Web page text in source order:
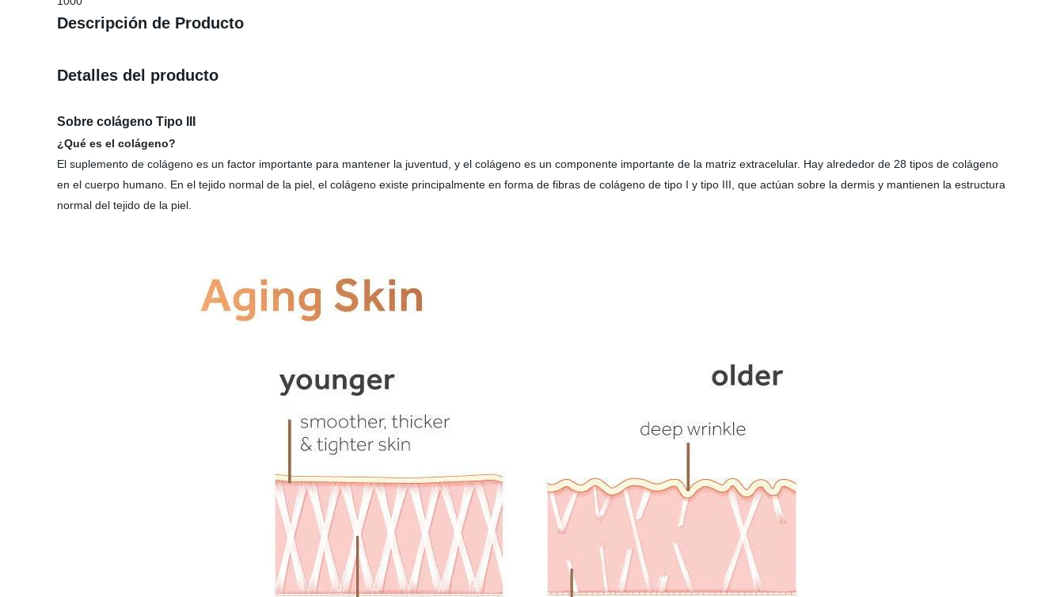
Descripción de Producto
Detalles del producto
Sobre colágeno Tipo III
¿Qué es el colágeno?
El suplemento de colágeno es un factor importante para mantener la juventud, y el colágeno es un componente importante de la matriz extracelular. Hay alrededor de 28 tipos de colágeno
en el cuerpo humano. En el tejido normal de la piel, el colágeno existe principalmente en forma de fibras de colágeno de tipo I y tipo III, que actúan sobre la dermis y mantienen la estructura
normal del tejido de la piel.